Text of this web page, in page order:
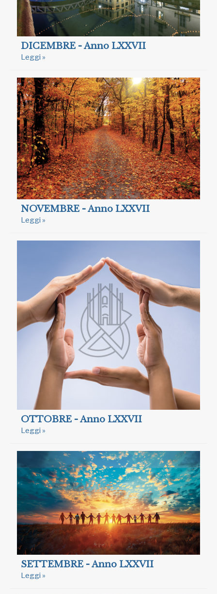
DICEMBRE - Anno LXXVII
Leggi »
NOVEMBRE - Anno LXXVII
Leggi »
OTTOBRE - Anno LXXVII
Leggi »
SETTEMBRE - Anno LXXVII
Leggi »